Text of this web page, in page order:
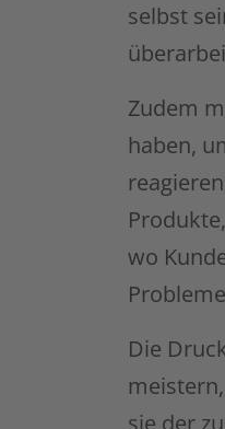
selbst
Zudem
haben,
wo
Die
sie der